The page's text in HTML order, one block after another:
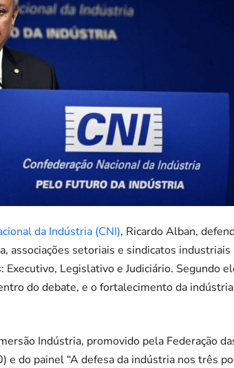
da Indústria (CNI), Ricardo Alban,
associações setoriais e sindicatos
Legislativo e Judiciário. Segundo
do debate, e o fortalecimento da
Indústria, promovido pela Federação
e do painel “A defesa da indústria nos três